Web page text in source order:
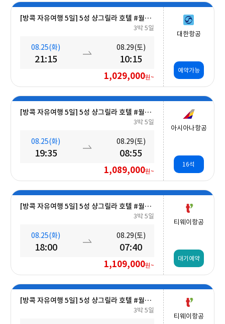
[방콕 자유여행 5일] 5성 샹그릴라 호텔 #월드체인 #차오프라야강변 #조식포함 #호캉스 #도심접근성
3박 5일
08.25(화)
21:15
08.29(토)
10:15
1,029,000원~
대한항공
예약가능
[방콕 자유여행 5일] 5성 샹그릴라 호텔 #월드체인 #차오프라야강변 #조식포함 #호캉스 #도심접근성
3박 5일
08.25(화)
19:35
08.29(토)
08:55
1,089,000원~
아시아나항공
16석
[방콕 자유여행 5일] 5성 샹그릴라 호텔 #월드체인 #차오프라야강변 #조식포함 #호캉스 #도심접근성
3박 5일
08.25(화)
18:00
08.29(토)
07:40
1,109,000원~
티웨이항공
대기예약
[방콕 자유여행 5일] 5성 샹그릴라 호텔 #월드체인 #차오프라야강변 #조식포함 #호캉스 #도심접근성
3박 5일
티웨이항공